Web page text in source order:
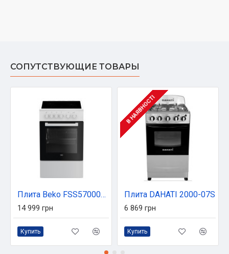
СОПУТСТВУЮЩИЕ ТОВАРЫ
Плита Beko FSS57000GW
14 999 грн
Купить
В НАЯВНОСТІ
Плита DAHATI 2000-07S
6 869 грн
Купить